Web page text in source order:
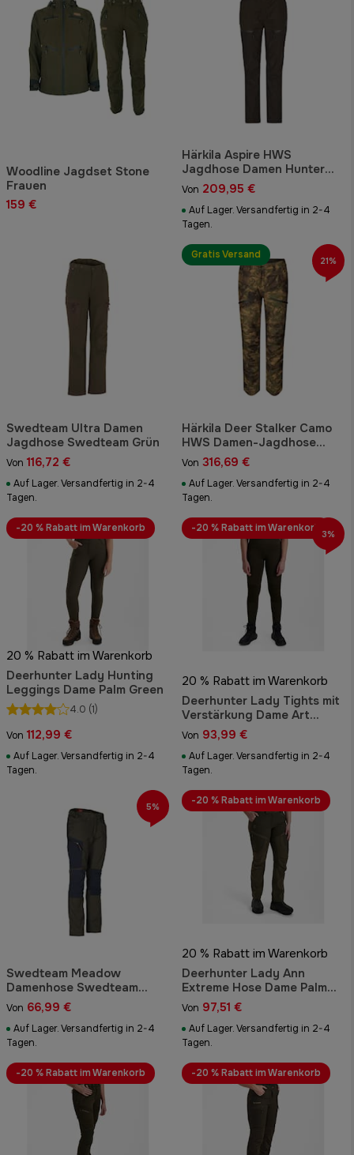
Woodline Jagdset Stone
Frauen
159 €
Härkila Aspire HWS
Jagdhose Damen Hunter
Green/Shadow Brown
Von 209,95 €
Auf Lager. Versandfertig in 2-4
Tagen.
Swedteam Ultra Damen
Jagdhose Swedteam Grün
Von 116,72 €
Auf Lager. Versandfertig in 2-4
Tagen.
Härkila Deer Stalker Camo
HWS Damen-Jagdhose
AXIS MSP*Forest 31''
Von 316,69 €
Auf Lager. Versandfertig in 2-4
Tagen.
Gratis Versand 21%
20 % Rabatt im Warenkorb
Deerhunter Lady Hunting
Leggings Dame Palm Green
4.0 (1)
Von 112,99 €
Auf Lager. Versandfertig in 2-4
Tagen.
-20 % Rabatt im Warenkorb
20 % Rabatt im Warenkorb
Deerhunter Lady Tights mit
Verstärkung Dame Art
Green
Von 93,99 €
Auf Lager. Versandfertig in 2-4
Tagen.
-20 % Rabatt im Warenkorb 3%
Swedteam Meadow
Damenhose Swedteam
Green
Von 66,99 €
Auf Lager. Versandfertig in 2-4
Tagen.
5%
20 % Rabatt im Warenkorb
Deerhunter Lady Ann
Extreme Hose Dame Palm
Green
Von 97,51 €
Auf Lager. Versandfertig in 2-4
Tagen.
-20 % Rabatt im Warenkorb
-20 % Rabatt im Warenkorb -20 % Rabatt im Warenkorb